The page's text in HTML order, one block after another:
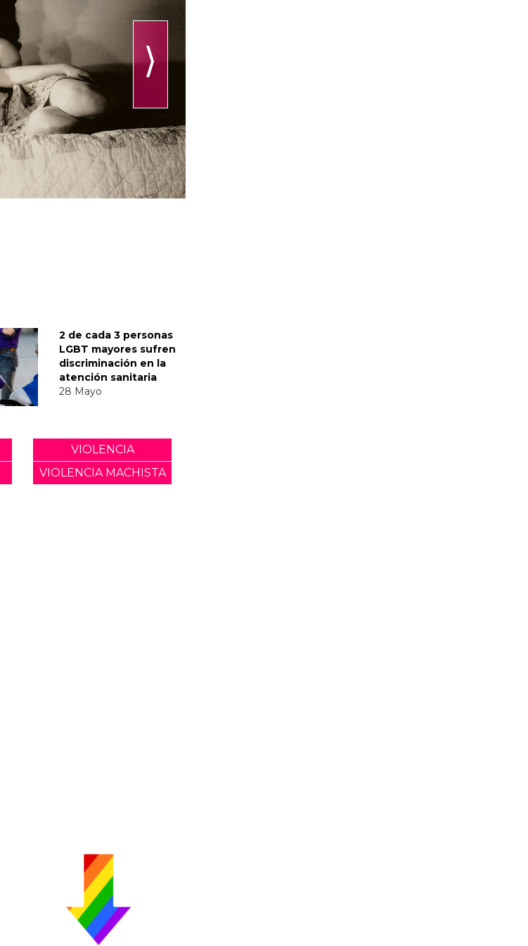
⟩
2 de cada 3 personas
LGBT mayores sufren
discriminación en la
atención sanitaria
28 Mayo
VIOLENCIA
VIOLENCIA MACHISTA